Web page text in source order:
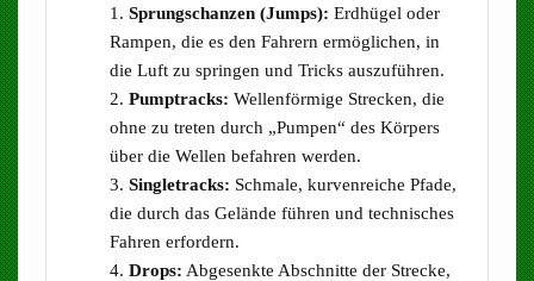
Sprungschanzen (Jumps): Erdhügel oder
Rampen, die es den Fahrern ermöglichen, in
die Luft zu springen und Tricks auszuführen.
Pumptracks: Wellenförmige Strecken, die
ohne zu treten durch „Pumpen“ des Körpers
über die Wellen befahren werden.
Singletracks: Schmale, kurvenreiche Pfade,
die durch das Gelände führen und technisches
Fahren erfordern.
Drops: Abgesenkte Abschnitte der Strecke,